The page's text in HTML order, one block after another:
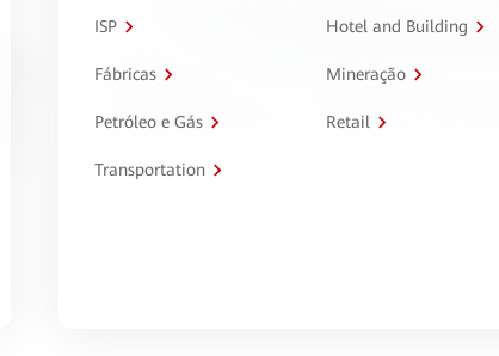
ISP Hotel and Building
Fábricas Mineração
Petróleo e Gás Retail
Transportation